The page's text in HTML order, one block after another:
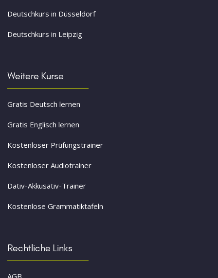
Deutschkurs in Düsseldorf
Deutschkurs in Leipzig
Weitere Kurse
Gratis Deutsch lernen
Gratis Englisch lernen
Kostenloser Prüfungstrainer
Kostenloser Audiotrainer
Dativ-Akkusativ-Trainer
Kostenlose Grammatiktafeln
Rechtliche Links
AGB